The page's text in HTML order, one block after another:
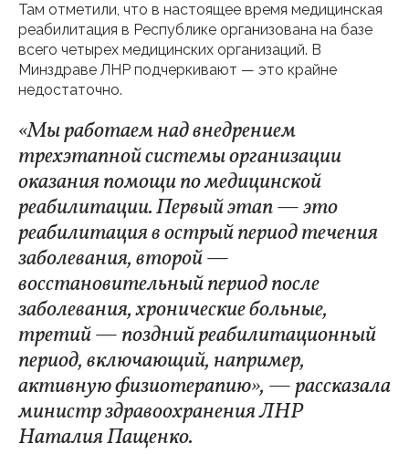
Там отметили, что в настоящее время медицинская
реабилитация в Республике организована на базе
всего четырех медицинских организаций. В
Минздраве ЛНР подчеркивают — это крайне
недостаточно.
«Мы работаем над внедрением
трехэтапной системы организации
оказания помощи по медицинской
реабилитации. Первый этап — это
реабилитация в острый период течения
заболевания, второй —
восстановительный период после
заболевания, хронические больные,
третий — поздний реабилитационный
период, включающий, например,
активную физиотерапию», — рассказала
министр здравоохранения ЛНР
Наталия Пащенко.